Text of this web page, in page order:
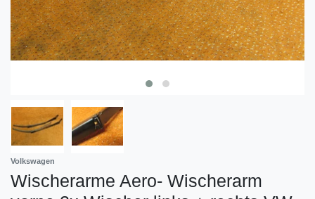
Volkswagen
Wischerarme Aero- Wischerarm